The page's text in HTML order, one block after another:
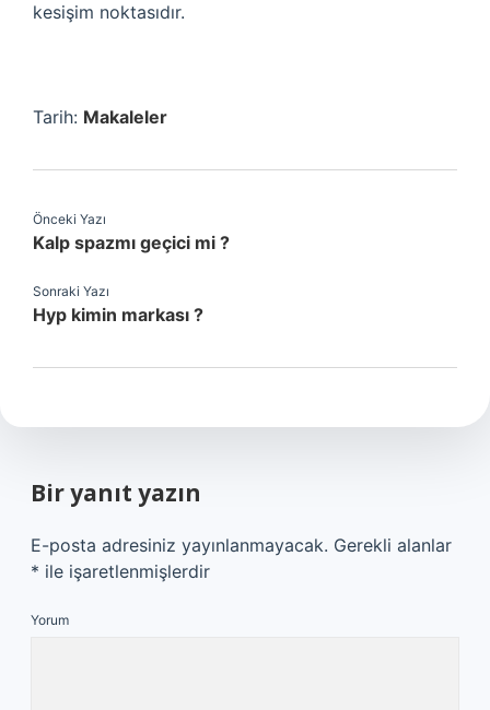
kesişim noktasıdır.
Tarih: Makaleler
Önceki Yazı
Kalp spazmı geçici mi ?
Sonraki Yazı
Hyp kimin markası ?
Bir yanıt yazın
E-posta adresiniz yayınlanmayacak. Gerekli alanlar
* ile işaretlenmişlerdir
Yorum